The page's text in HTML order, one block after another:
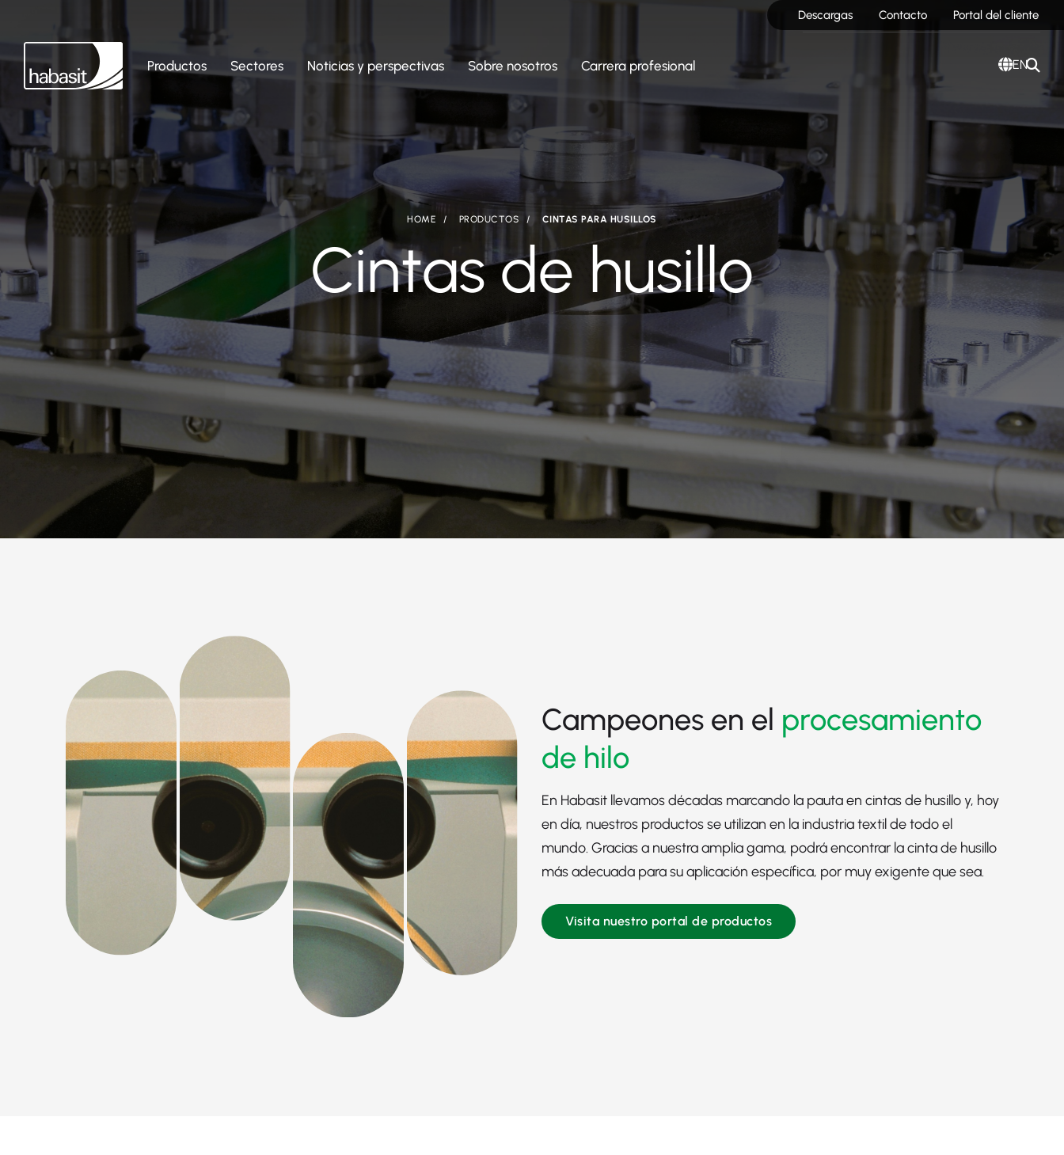
Descargas Contacto Portal del cliente
Productos Sectores Noticias y perspectivas Sobre nosotros Carrera profesional EN
HOME PRODUCTOS CINTAS PARA HUSILLOS
Cintas de husillo
Campeones en el procesamiento
de hilo
En Habasit llevamos décadas marcando la pauta en cintas de husillo y, hoy
en día, nuestros productos se utilizan en la industria textilde todo el
mundo. Gracias a nuestra amplia gama, podrá encontrar la cinta de husillo
más adecuada para su aplicación específica, por muy exigente que sea.
Visita nuestro portal de productos